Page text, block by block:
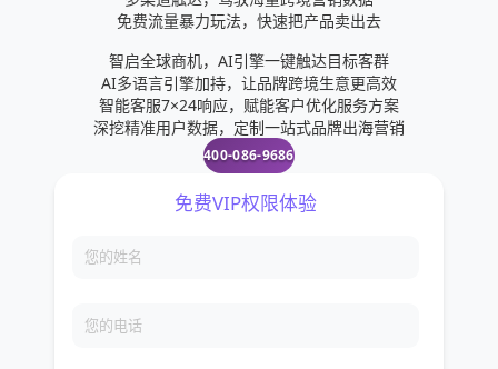
免费流量暴力玩法，快速把产品卖出去
智启全球商机，AI引擎一键触达目标客群
AI多语言引擎加持，让品牌跨境生意更高效
智能客服7×24响应，赋能客户优化服务方案
深挖精准用户数据，定制一站式品牌出海营销
400-086-9686